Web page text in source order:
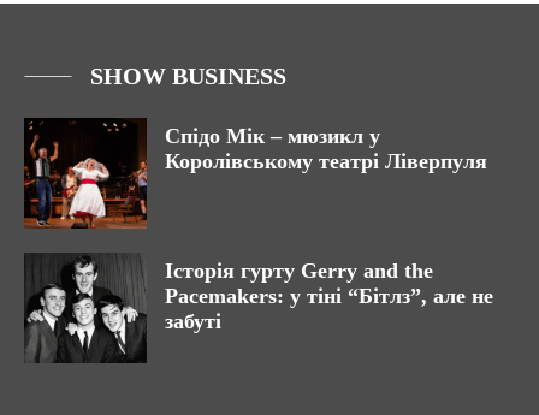
SHOW BUSINESS
Спідо Мік – мюзикл у
Королівському театрі Ліверпуля
Історія гурту Gerry and the
Pacemakers: у тіні “Бітлз”, але не
забуті